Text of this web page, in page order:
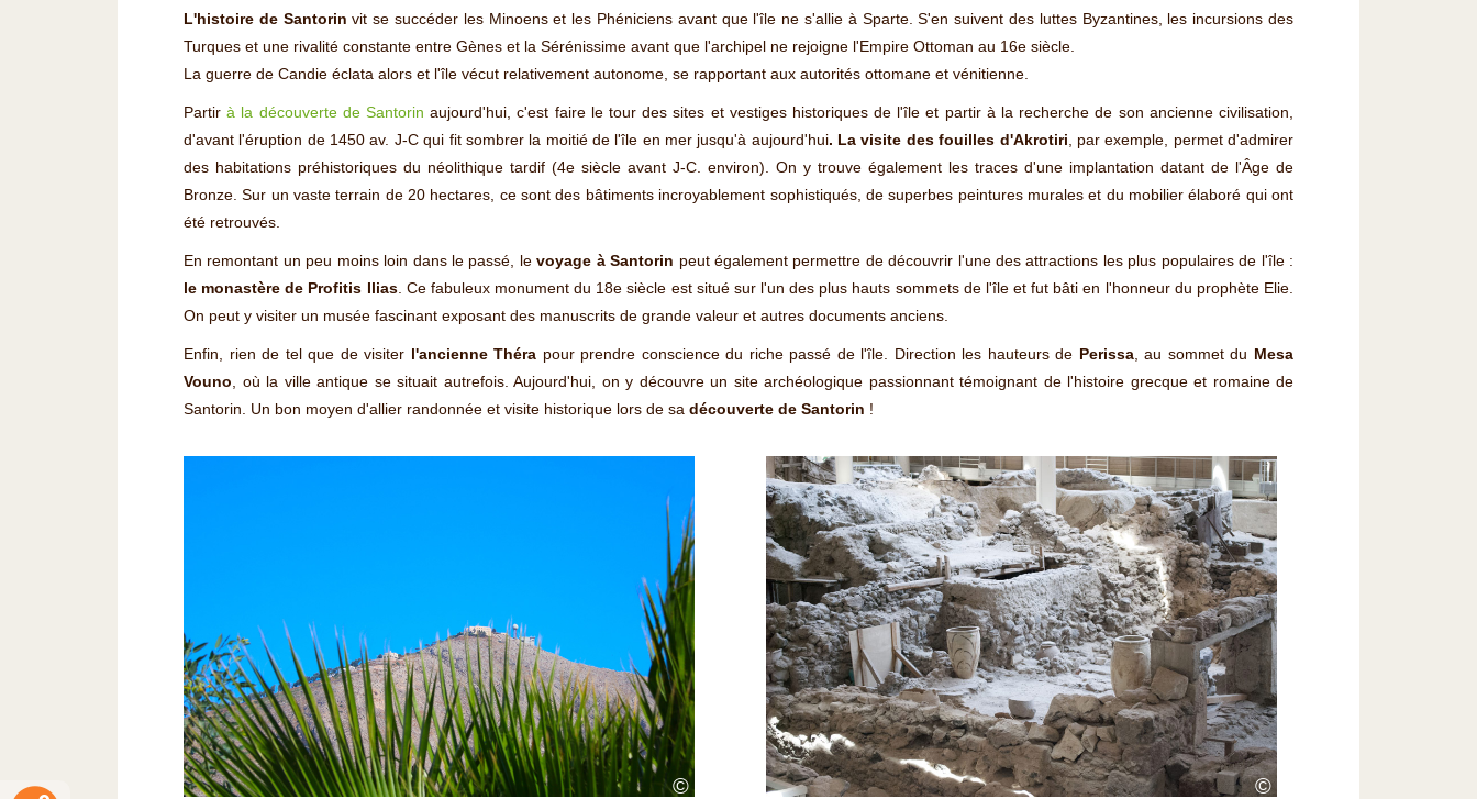
L'histoire de Santorin vit se succéder les Minoens et les Phéniciens avant que l'île ne s'allie à Sparte. S'en suivent des luttes Byzantines, les incursions des
Turques et une rivalité constante entre Gènes et la Sérénissime avant que l'archipel ne rejoigne l'Empire Ottoman au 16e siècle.
La guerre de Candie éclata alors et l'île vécut relativement autonome, se rapportant aux autorités ottomane et vénitienne.
Partirà la découverte de Santorin aujourd'hui, c'est faire le tour des sites et vestiges historiques de l'île et partir à la recherche de son ancienne civilisation,
d'avant l'éruption de 1450 av. J-C qui fit sombrer la moitié de l'île en mer jusqu'à aujourd'hui. La visite des fouilles d'Akrotiri, par exemple, permet d'admirer
des habitations préhistoriques du néolithique tardif (4e siècle avant J-C. environ). On y trouve également les traces d'une implantation datant de l'Âge de
Bronze. Sur un vaste terrain de 20 hectares, ce sont des bâtiments incroyablement sophistiqués, de superbes peintures murales et du mobilier élaboré qui ont
été retrouvés.
En remontant un peu moins loin dans le passé, levoyage à Santorin peut également permettre de découvrir l'une des attractions les plus populaires de l'île :
le monastère de Profitis Ilias. Ce fabuleux monument du 18e siècle est situé sur l'un des plus hauts sommets de l'île et fut bâti en l'honneur du prophète Elie.
On peut y visiter un musée fascinant exposant des manuscrits de grande valeur et autres documents anciens.
Enfin, rien de tel que de visiter l'ancienne Théra pour prendre conscience du riche passé de l'île. Direction les hauteurs de Perissa, au sommet du Mesa
Vouno, où la ville antique se situait autrefois. Aujourd'hui, on y découvre un site archéologique passionnant témoignant de l'histoire grecque et romaine de
Santorin. Un bon moyen d'allier randonnée et visite historique lors de sa découverte de Santorin !
© ©